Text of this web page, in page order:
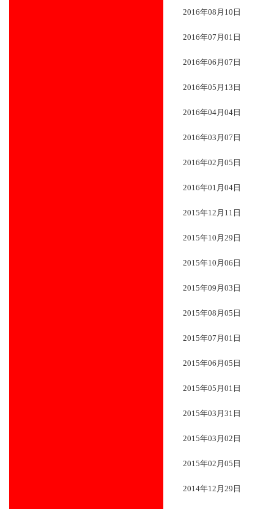
2016年08月10日
2016年07月01日
2016年06月07日
2016年05月13日
2016年04月04日
2016年03月07日
2016年02月05日
2016年01月04日
2015年12月11日
2015年10月29日
2015年10月06日
2015年09月03日
2015年08月05日
2015年07月01日
2015年06月05日
2015年05月01日
2015年03月31日
2015年03月02日
2015年02月05日
2014年12月29日